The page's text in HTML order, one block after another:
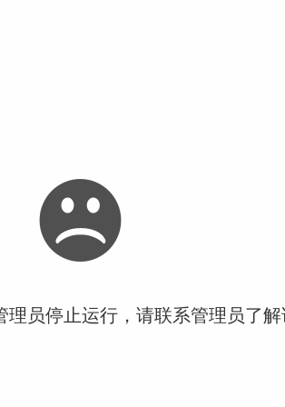
理员停止运行，请联系管理员了